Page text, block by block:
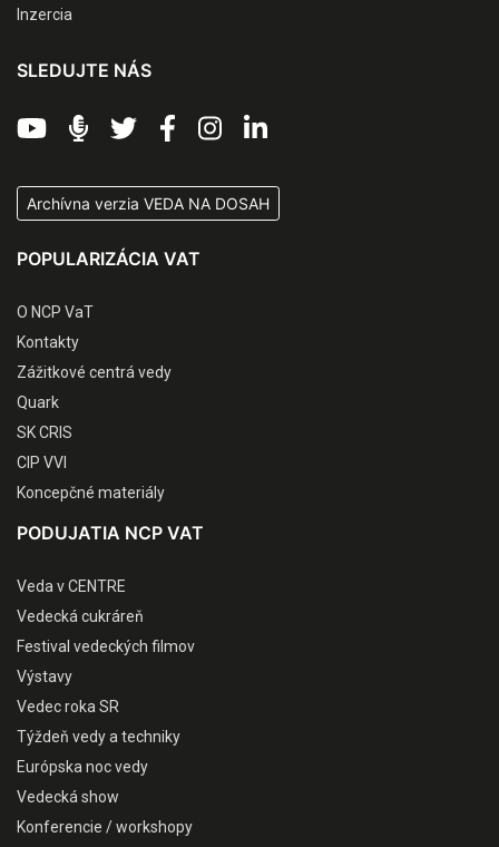
Inzercia
SLEDUJTE NÁS
Archívna verzia VEDA NA DOSAH
POPULARIZÁCIA VAT
O NCP VaT
Kontakty
Zážitkové centrá vedy
Quark
SK CRIS
CIP VVI
Koncepčné materiály
PODUJATIA NCP VAT
Veda v CENTRE
Vedecká cukráreň
Festival vedeckých filmov
Výstavy
Vedec roka SR
Týždeň vedy a techniky
Európska noc vedy
Vedecká show
Konferencie / workshopy